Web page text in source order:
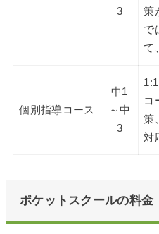
3
策
で
て
個別指導コース
中1
～中
3
コ
策
対
ポケットスクールの料金